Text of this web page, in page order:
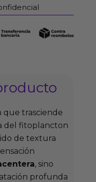
trasciende
del fitoplancton
de textura
, sino
profunda